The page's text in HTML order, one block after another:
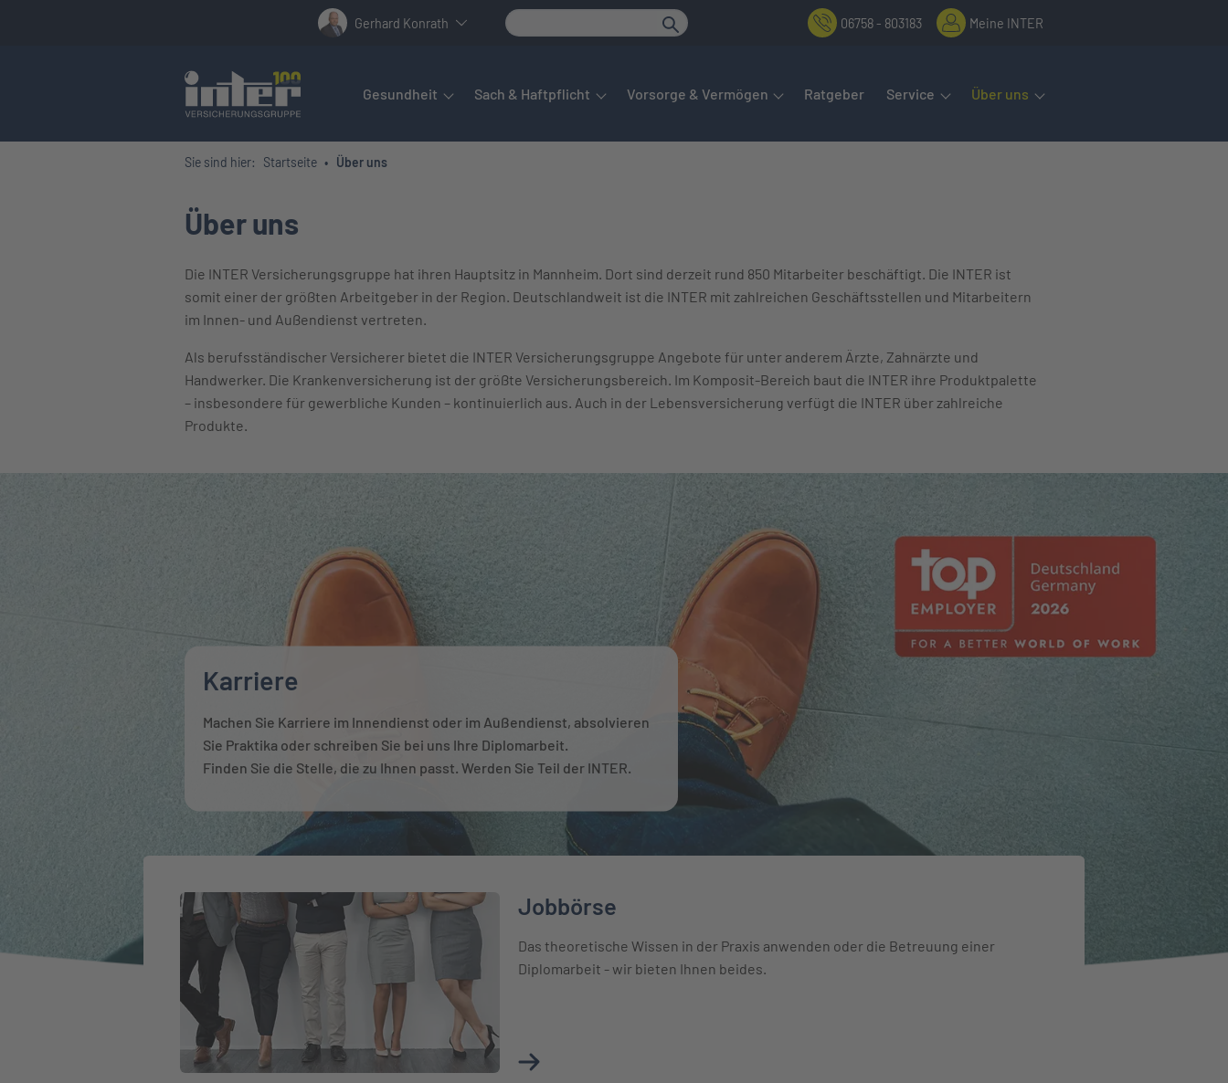
Gerhard Konrath 06758 - 803183 Meine INTER
Hier befindet sich das Hauptmenü. Dieses lässt sich per Tab steuern. Untermenüs öffnet man mit der Leertaste oder Pfeil nach unten.
Gesundheit Sach & Haftpflicht Vorsorge & Vermögen Ratgeber Service Über uns
Sie sind hier: Startseite Über uns
Über uns
Die INTER Versicherungsgruppe hat ihren Hauptsitz in Mannheim. Dort sind derzeit rund 850 Mitarbeiter beschäftigt. Die INTER ist
somit einer der größten Arbeitgeber in der Region. Deutschlandweit ist die INTER mit zahlreichen Geschäftsstellen und Mitarbeitern
im Innen- und Außendienst vertreten.
Als berufsständischer Versicherer bietet die INTER Versicherungsgruppe Angebote für unter anderem Ärzte, Zahnärzte und
Handwerker. Die Krankenversicherung ist der größte Versicherungsbereich. Im Komposit-Bereich baut die INTER ihre Produktpalette
– insbesondere für gewerbliche Kunden – kontinuierlich aus. Auch in der Lebensversicherung verfügt die INTER über zahlreiche
Produkte.
Karriere
Machen Sie Karriere im Innendienst oder im Außendienst, absolvieren
Sie Praktika oder schreiben Sie bei uns Ihre Diplomarbeit.
Finden Sie die Stelle, die zu Ihnen passt. Werden Sie Teil der INTER.
Weiter zu Jobbörse Jobbörse
Das theoretische Wissen in der Praxis anwenden oder die Betreuung einer
Diplomarbeit - wir bieten Ihnen beides.
Mehr über Jobbörse erfahren